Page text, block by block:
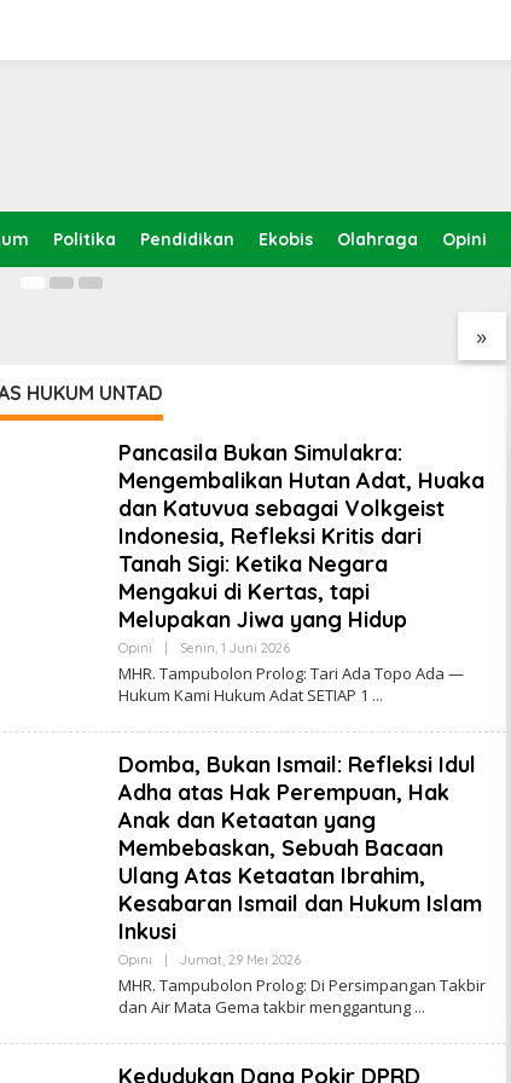
Politika Pendidikan Ekobis Olahraga Opini
Refleksi Idul Adha atas
dan Ketaatan yang
Bacaan Ulang Atas
Ismail dan Hukum
»
Ghafur: Ketua
Harus
Jelang Muktamar Ke-35, AS
HUKUM UNTAD
Pancasila Bukan Simulakra:
Mengembalikan Hutan Adat, Huaka
dan Katuvua sebagai Volkgeist
Indonesia, Refleksi Kritis dari
Tanah Sigi: Ketika Negara
Mengakui di Kertas, tapi
Melupakan Jiwa yang Hidup
Opini Senin, 1 Juni 2026Oleh
Today
MHR. Tampubolon Prolog: Tari Ada Topo Ada —
Hukum Kami Hukum Adat SETIAP 1
Domba, Bukan Ismail: Refleksi Idul
Adha atas Hak Perempuan, Hak
Anak dan Ketaatan yang
Membebaskan, Sebuah Bacaan
Ulang Atas Ketaatan Ibrahim,
Kesabaran Ismail dan Hukum Islam
Inkusi
Opini Jumat, 29 Mei 2026Oleh
Today
MHR. Tampubolon Prolog: Di Persimpangan Takbir
dan Air Mata Gema takbir menggantung
Kedudukan Dana Pokir DPRD